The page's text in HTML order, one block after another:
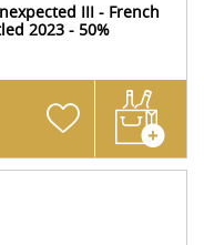
III - French
2023 - 50%